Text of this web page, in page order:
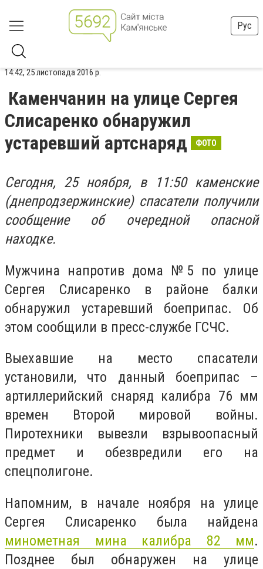
Рус
14:42, 25 листопада 2016 р.
Каменчанин на улице Сергея
Слисаренко обнаружил
устаревший артснаряд
ФОТО
Сегодня, 25 ноября, в 11:50 каменские
(днепродзержинские) спасатели получили
сообщение об очередной опасной
находке.
Мужчина напротив дома №5 по улице
Сергея Слисаренко в районе балки
обнаружил устаревший боеприпас. Об
этом сообщили в пресс-службе ГСЧС.
Выехавшие на место спасатели
установили, что данный боеприпас –
артиллерийский снаряд калибра 76 мм
времен Второй мировой войны.
Пиротехники вывезли взрывоопасный
предмет и обезвредили его на
спецполигоне.
Напомним, в начале ноября на улице
Сергея Слисаренко была найдена
минометная мина калибра 82 мм.
Позднее был обнаружен на улице